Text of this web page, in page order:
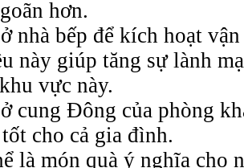
hơn.
nhà bếp để kích hoạt
này giúp tăng sự lành
vực này.
cung Đông của phòng
cho cả gia đình.
là món quà ý nghĩa cho